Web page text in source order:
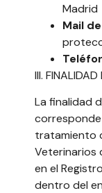
Madrid
Mail
III.
La finalidad
tratamiento
Veterinarios
en el
dentro del